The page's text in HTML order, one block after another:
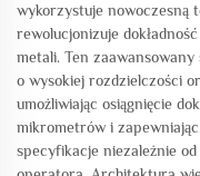
wykorzystuje nowoczesną
rewolucjonizuje
metali. Ten
o wysokiej rozdzielczości
umożliwiając osiągnięcie
mikrometrów i
specyfikacje niezależnie